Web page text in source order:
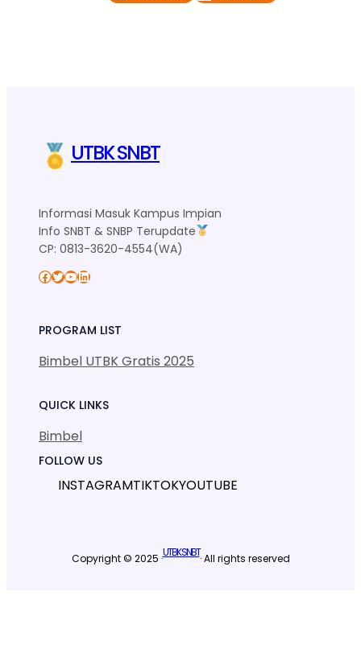
UTBK SNBT
Informasi Masuk Kampus Impian
Info SNBT & SNBP Terupdate
CP: 0813-3620-4554(WA)
Facebook Twitter YouTube LinkedIn
PROGRAM LIST
Bimbel UTBK Gratis 2025
QUICK LINKS
Bimbel
FOLLOW US
INSTAGRAMTIKTOKYOUTUBE
Copyright © 2025 ·UTBK SNBT· All rights reserved